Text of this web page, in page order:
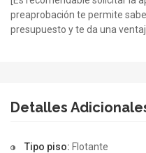
preaprobación te permite
presupuesto y te da una
Detalles
Tipo piso: Flotante